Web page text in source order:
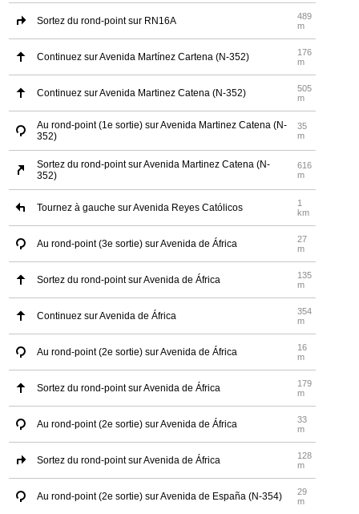
Sortez du rond-point sur RN16A
489
m
Continuez sur Avenida Martínez Cartena (N-352)
176
m
Continuez sur Avenida Martinez Catena (N-352)
505
m
Au rond-point (1e sortie) sur Avenida Martinez Catena (N-
352)
35
m
Sortez du rond-point sur Avenida Martinez Catena (N-
352)
616
m
Tournez à gauche sur Avenida Reyes Católicos
1
km
Au rond-point (3e sortie) sur Avenida de África
27
m
Sortez du rond-point sur Avenida de África
135
m
Continuez sur Avenida de África
354
m
Au rond-point (2e sortie) sur Avenida de África
16
m
Sortez du rond-point sur Avenida de África
179
m
Au rond-point (2e sortie) sur Avenida de África
33
m
Sortez du rond-point sur Avenida de África
128
m
Au rond-point (2e sortie) sur Avenida de España (N-354)
29
m